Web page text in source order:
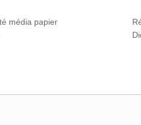
média papier